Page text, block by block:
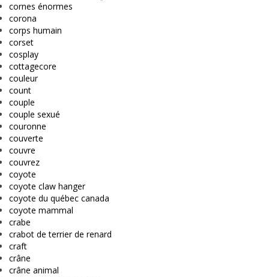
cornes énormes
corona
corps humain
corset
cosplay
cottagecore
couleur
count
couple
couple sexué
couronne
couverte
couvre
couvrez
coyote
coyote claw hanger
coyote du québec canada
coyote mammal
crabe
crabot de terrier de renard
craft
crâne
crâne animal